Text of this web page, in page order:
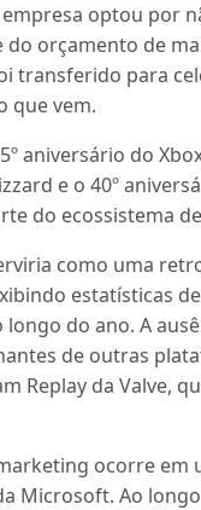
empresa optou por
orçamento de
transferido para
que vem.
aniversário do
e o 40º
do ecossistema
como uma
estatísticas
do ano. A
de outras
Replay da Valve,
ocorre em
Microsoft. Ao